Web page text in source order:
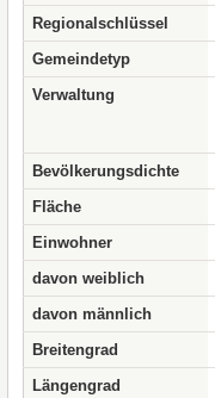
Regionalschlüssel
Gemeindetyp
Verwaltung
Bevölkerungsdichte
Fläche
Einwohner
davon weiblich
davon männlich
Breitengrad
Längengrad